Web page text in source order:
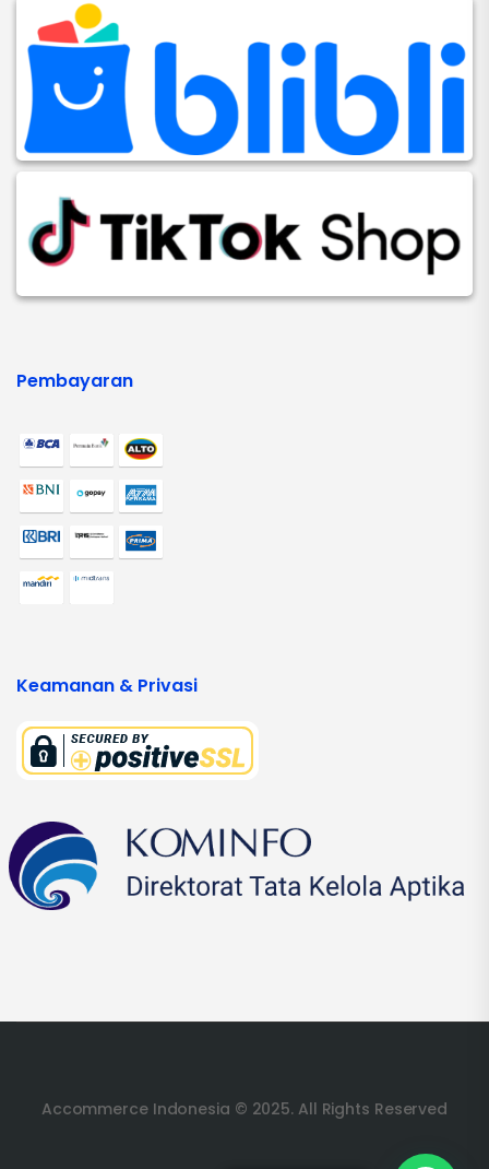
Pembayaran
Keamanan & Privasi
Accommerce Indonesia © 2025. All Rights Reserved